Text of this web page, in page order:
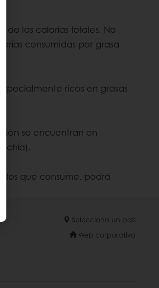
de las calorías totales. No
consumidas por grasa
ricos en grasas
se encuentran en
chía).
que consume, podrá
Selecciona un país
Web corporativa